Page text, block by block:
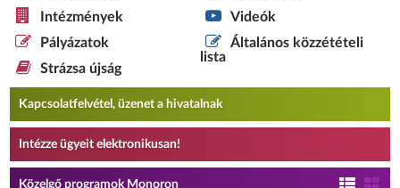
Intézmények
Pályázatok
Strázsa újság
Videók
Általános közzétételi
lista
Kapcsolatfelvétel, üzenet a hivatalnak
Intézze ügyeit elektronikusan!
Közelgő programok Monoron